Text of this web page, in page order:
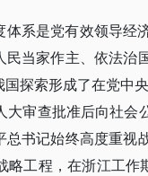
系是党有效领导经
当家作主、依法治
探索形成了在党中
大审查批准后向社
书记始终高度重视
略工程，在浙江工